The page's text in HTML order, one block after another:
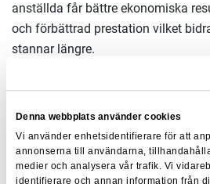
Denna webbplats använder cookies
Vi använder enhetsidentifierare för att
annonserna till användarna,
medier och analysera vår trafik. Vi
identifierare och annan information från
anställda får bättre ekonomiska
och förbättrad prestation vilket
stannar längre.
Det är när medarbetare börjar läsa
som ryktesspridningen tar fart.